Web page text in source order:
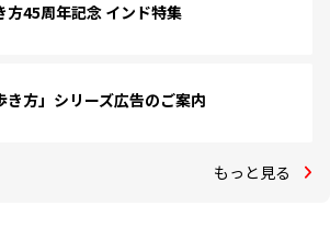
方45周年記念 インド特集
き方」シリーズ広告のご案内
もっと見る